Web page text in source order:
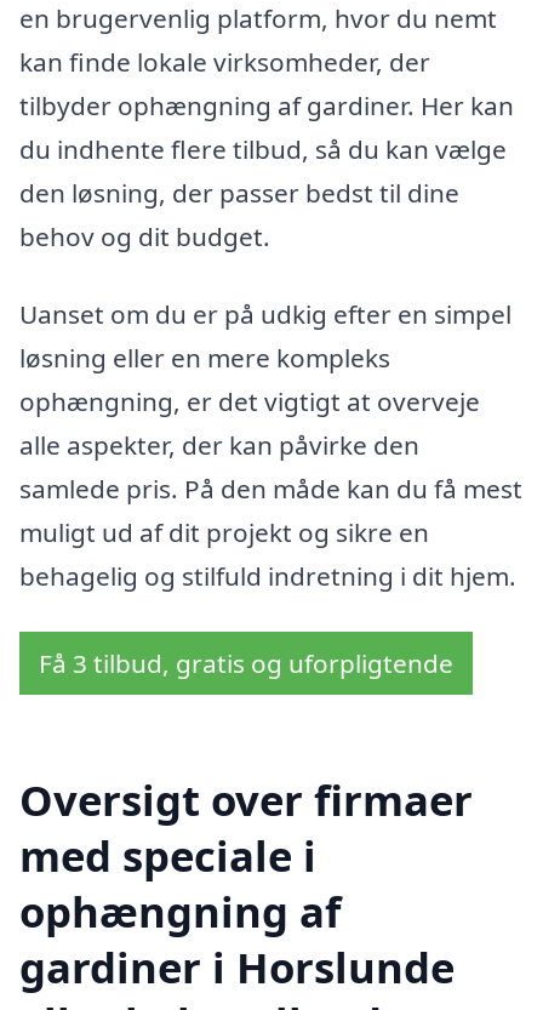
en brugervenlig platform, hvor du nemt
kan finde lokale virksomheder, der
tilbyder ophængning af gardiner. Her kan
du indhente flere tilbud, så du kan vælge
den løsning, der passer bedst til dine
behov og dit budget.
Uanset om du er på udkig efter en simpel
løsning eller en mere kompleks
ophængning, er det vigtigt at overveje
alle aspekter, der kan påvirke den
samlede pris. På den måde kan du få mest
muligt ud af dit projekt og sikre en
behagelig og stilfuld indretning i dit hjem.
Få 3 tilbud, gratis og uforpligtende
Oversigt over firmaer
med speciale i
ophængning af
gardiner i Horslunde